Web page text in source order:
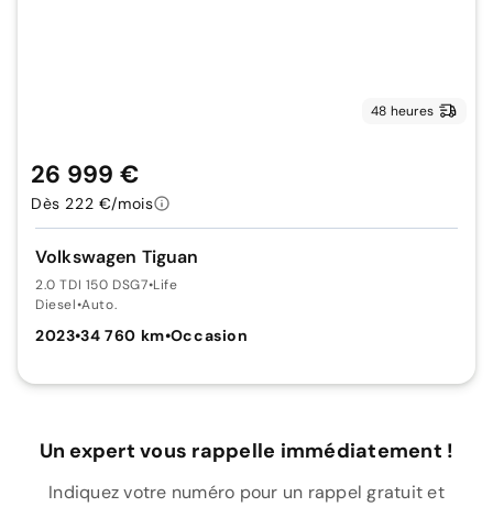
48 heures
Volkswagen Tiguan
2.0 TDI 150 DSG7•Life
Diesel•Auto.
2023•34 760 km•Occasion
26 999 €
Dès 222 €/mois
Un expert vous rappelle immédiatement !
Indiquez votre numéro pour un rappel gratuit et